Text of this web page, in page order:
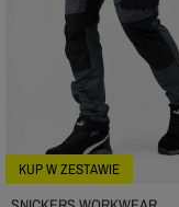
KUP W ZESTAWIE